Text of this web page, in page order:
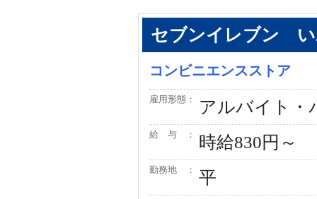
セブンイレブン い
コンビニエンスストア
雇用形態： アルバイト・
給 与 ： 時給830円～
勤務地 ： 平